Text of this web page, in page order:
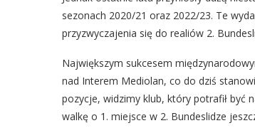
sezonach 2020/21 oraz 2022/23. Te
przyzwyczajenia się do realiów 2.
Największym sukcesem
nad Interem Mediolan, co do dziś
pozycje, widzimy klub, który potrafił być
walkę o 1. miejsce w 2. Bundeslidze